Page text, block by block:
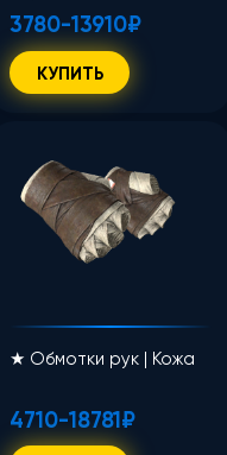
3780-13910₽
КУПИТЬ
★ Обмотки рук | Кожа
4710-18781₽